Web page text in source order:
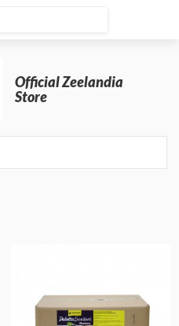
Official Zeelandia
Store